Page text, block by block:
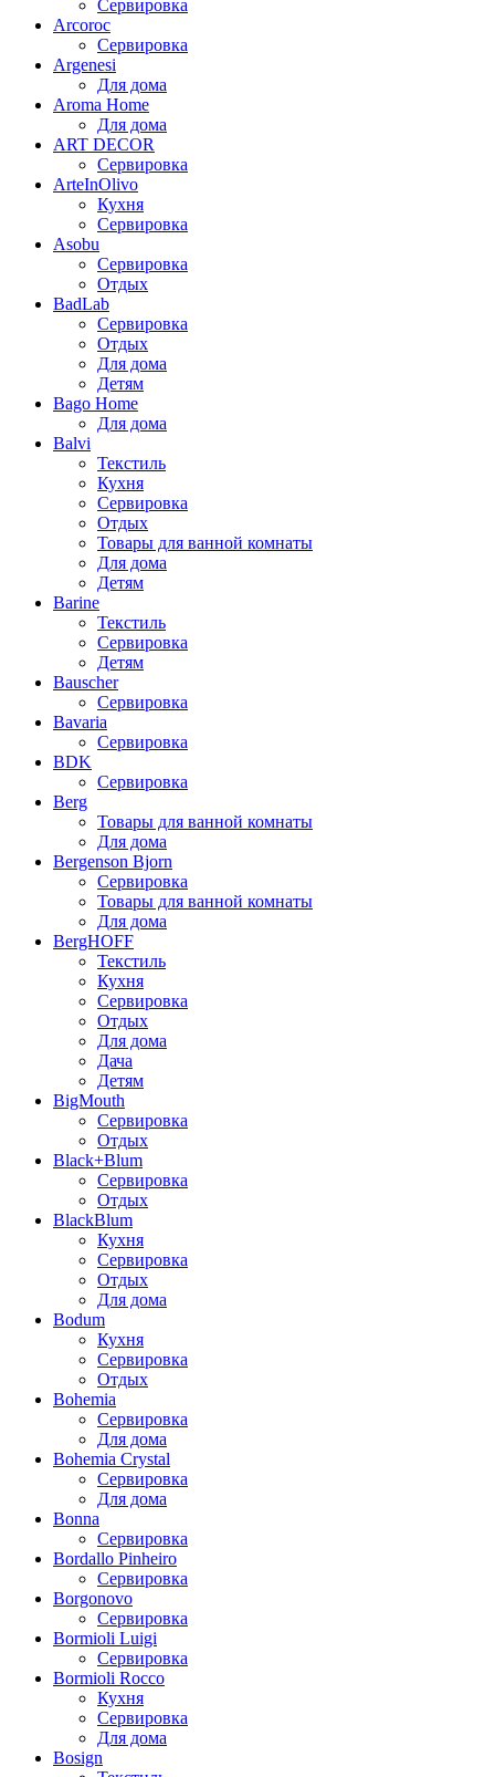
Сервировка
Arcoroc
Сервировка
Argenesi
Для дома
Aroma Home
Для дома
ART DECOR
Сервировка
ArteInOlivo
Кухня
Сервировка
Asobu
Сервировка
Отдых
BadLab
Сервировка
Отдых
Для дома
Детям
Bago Home
Для дома
Balvi
Текстиль
Кухня
Сервировка
Отдых
Товары для ванной комнаты
Для дома
Детям
Barine
Текстиль
Сервировка
Детям
Bauscher
Сервировка
Bavaria
Сервировка
BDK
Сервировка
Berg
Товары для ванной комнаты
Для дома
Bergenson Bjorn
Сервировка
Товары для ванной комнаты
Для дома
BergHOFF
Текстиль
Кухня
Сервировка
Отдых
Для дома
Дача
Детям
BigMouth
Сервировка
Отдых
Black+Blum
Сервировка
Отдых
BlackBlum
Кухня
Сервировка
Отдых
Для дома
Bodum
Кухня
Сервировка
Отдых
Bohemia
Сервировка
Для дома
Bohemia Crystal
Сервировка
Для дома
Bonna
Сервировка
Bordallo Pinheiro
Сервировка
Borgonovo
Сервировка
Bormioli Luigi
Сервировка
Bormioli Rocco
Кухня
Сервировка
Для дома
Bosign